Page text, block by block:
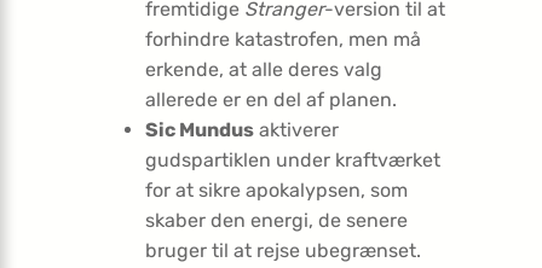
fremtidige Stranger-version til at
forhindre katastrofen, men må
erkende, at alle deres valg
allerede er en del af planen.
Sic Mundus aktiverer
gudspartiklen under kraftværket
for at sikre apokalypsen, som
skaber den energi, de senere
bruger til at rejse ubegrænset.